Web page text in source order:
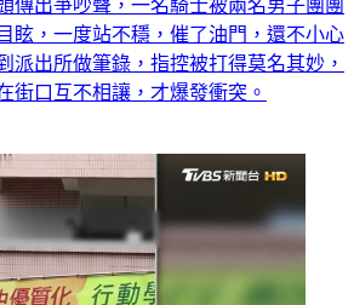
傳出爭吵聲，一名騎士被兩名男子團團
眩，一度站不穩，催了油門，還不小心
派出所做筆錄，指控被打得莫名其妙，
街口互不相讓，才爆發衝突。